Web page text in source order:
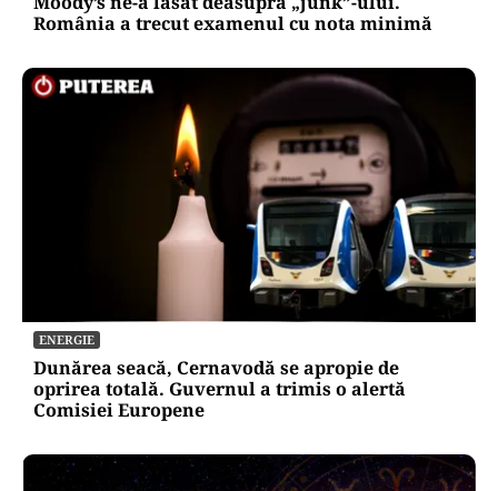
România a trecut examenul cu nota minimă
ENERGIE
Dunărea seacă, Cernavodă se apropie de
oprirea totală. Guvernul a trimis o alertă
Comisiei Europene